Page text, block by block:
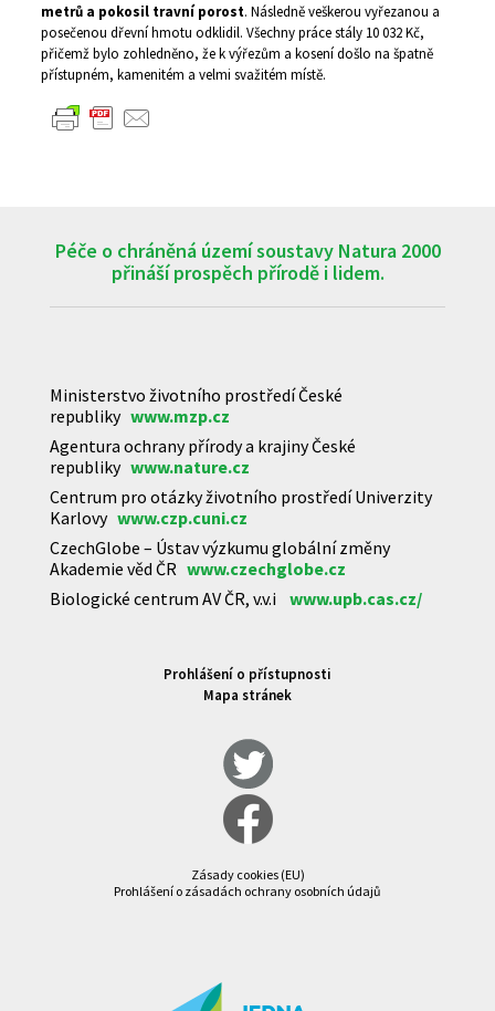
metrů a pokosil travní porost. Následně veškerou vyřezanou a
posečenou dřevní hmotu odklidil. Všechny práce stály 10 032 Kč,
přičemž bylo zohledněno, že k výřezům a kosení došlo na špatně
přístupném, kamenitém a velmi svažitém místě.
Péče o chráněná území soustavy Natura 2000
přináší prospěch přírodě i lidem.
Ministerstvo životního prostředí České
republiky www.mzp.cz
Agentura ochrany přírody a krajiny České
republiky www.nature.cz
Centrum pro otázky životního prostředí Univerzity
Karlovy www.czp.cuni.cz
CzechGlobe – Ústav výzkumu globální změny
Akademie věd ČR www.czechglobe.cz
Biologické centrum AV ČR, v.v.i www.upb.cas.cz/
Prohlášení o přístupnosti
Mapa stránek
Zásady cookies (EU)
Prohlášení o zásadách ochrany osobních údajů